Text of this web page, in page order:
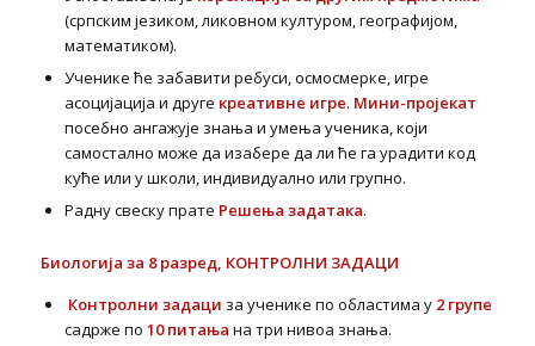
(српским језиком, ликовном културом, географијом,
математиком).
Ученике ће забавити ребуси, осмосмерке, игре
асоцијација и друге креативне игре. Мини-пројекат
посебно ангажује знања и умења ученика, који
самостално може да изабере да ли ће га урадити код
куће или у школи, индивидуално или групно.
Радну свеску прате Решења задатака.
Биологија за 8 разред, КОНТРОЛНИ ЗАДАЦИ
Контролни задаци за ученике по областима у 2 групе
садрже по 10 питања на три нивоа знања.